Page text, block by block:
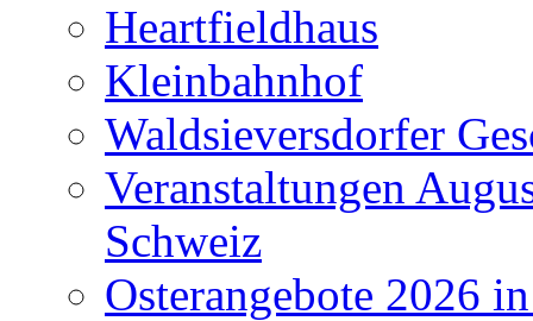
Heartfieldhaus
Kleinbahnhof
Waldsieversdorfer
Veranstaltungen
Schweiz
Osterangebote 2026